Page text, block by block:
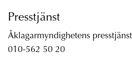
Presstjänst
Åklagarmyndighetens presstjänst
010-562 50 20